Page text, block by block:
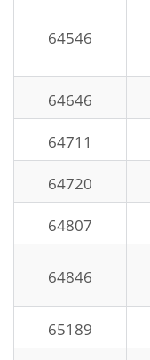
64546
64646
64711
64720
64807
64846
65189